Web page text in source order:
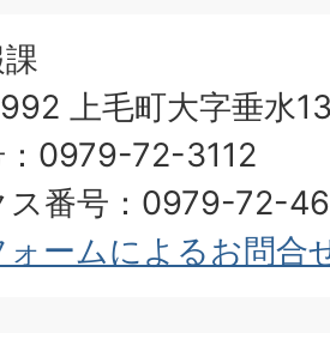
上毛町大字垂水
：0979-72-3112
ス番号：0979-72-
ォームによるお問合